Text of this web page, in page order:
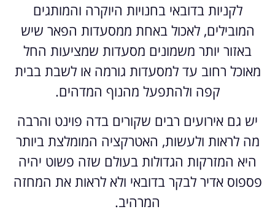
לקניות בדובאי בחנויות היוקרה והמותגים
המובילים, לאכול באחת ממסעדות הפאר שיש
באזור יותר משמונים מסעדות שמציעות החל
מאוכל רחוב עד למסעדות גורמה או לשבת בבית
קפה ולהתפעל מהנוף המדהים.
יש גם אירועים רבים שקורים בדה פוינט והרבה
מה לראות ולעשות, האטרקציה המומלצת ביותר
היא המזרקות הגדולות בעולם שזה פשוט יהיה
פספוס אדיר לבקר בדובאי ולא לראות את המחזה
המרהיב.